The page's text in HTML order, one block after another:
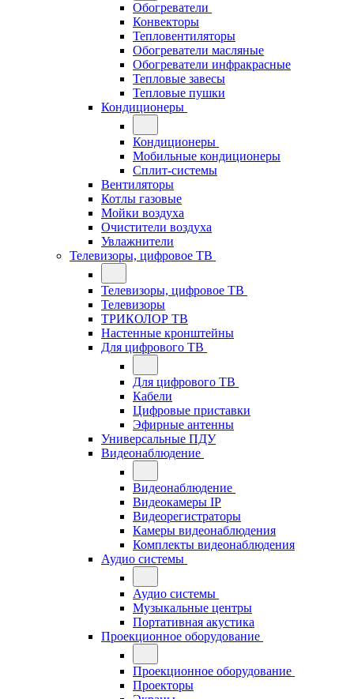
Обогреватели
Конвекторы
Тепловентиляторы
Обогреватели масляные
Обогреватели инфракрасные
Тепловые завесы
Тепловые пушки
Кондиционеры
Кондиционеры
Мобильные кондиционеры
Сплит-системы
Вентиляторы
Котлы газовые
Мойки воздуха
Очистители воздуха
Увлажнители
Телевизоры, цифровое ТВ
Телевизоры, цифровое ТВ
Телевизоры
ТРИКОЛОР ТВ
Настенные кронштейны
Для цифрового ТВ
Для цифрового ТВ
Кабели
Цифровые приставки
Эфирные антенны
Универсальные ПДУ
Видеонаблюдение
Видеонаблюдение
Видеокамеры IP
Видеорегистраторы
Камеры видеонаблюдения
Комплекты видеонаблюдения
Аудио системы
Аудио системы
Музыкальные центры
Портативная акустика
Проекционное оборудование
Проекционное оборудование
Проекторы